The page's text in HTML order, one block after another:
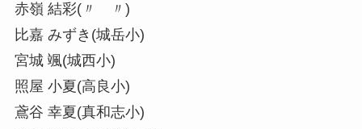
赤嶺 結彩(〃 〃)
比嘉 みずき(城岳小)
宮城 颯(城西小)
照屋 小夏(高良小)
鳶谷 幸夏(真和志小)